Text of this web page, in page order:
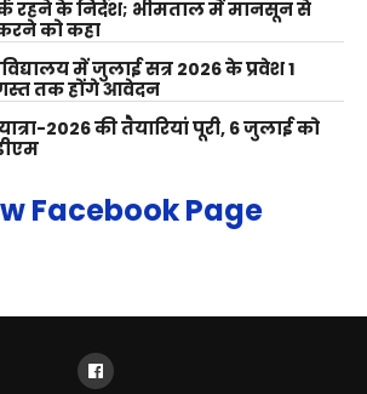
रहने के निर्देश; भीमताल में मानसून से
को कहा
में जुलाई सत्र 2026 के प्रवेश 1
तक होंगे आवेदन
2026 की तैयारियां पूरी, 6 जुलाई को
Facebook Page